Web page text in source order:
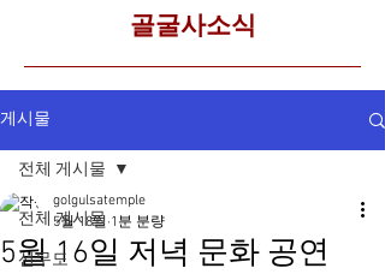
​골굴사소식
게시물
전체 게시물
선무도
전체 게시물
5월 16일 저녁 문화 공연
golgulsatemple
5월 18일 1분 분량